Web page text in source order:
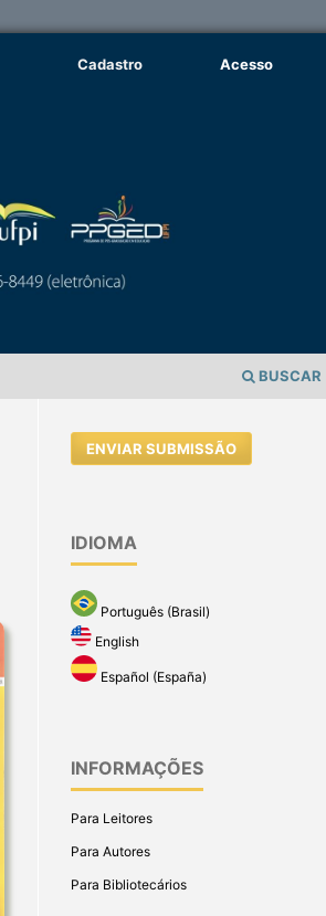
BUSCAR
Cadastro Acesso
ENVIAR SUBMISSÃO
IDIOMA
Português (Brasil)
English
Español (España)
INFORMAÇÕES
Para Leitores
Para Autores
Para Bibliotecários